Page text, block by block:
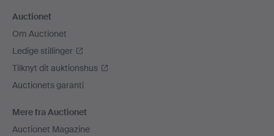
Auctionet
Om Auctionet
Ledige stillinger
Tilknyt dit auktionshus
Auctionets garanti
Mere fra Auctionet
Auctionet Magazine